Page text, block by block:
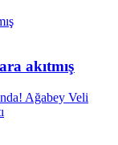
iddiaları
olmadığı
akıtmış
Ağabey Veli